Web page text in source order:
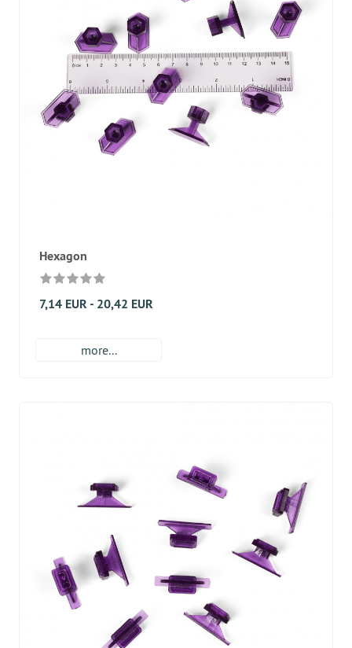
Hexagon
7,14 EUR - 20,42 EUR
more...